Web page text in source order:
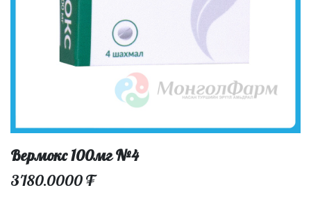
Вермокс 100мг №4
3'180.0000₮